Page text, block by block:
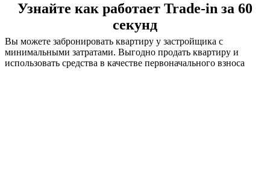
Узнайте как работает Trade-in за 60
секунд
Вы можете забронировать квартиру у застройщика с
минимальными затратами. Выгодно продать квартиру и
использовать средства в качестве первоначального взноса